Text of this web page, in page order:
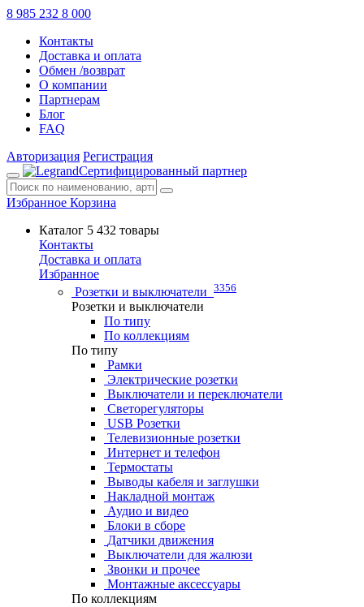
8 985 232 8 000
Контакты
Доставка и оплата
Обмен /возврат
О компании
Партнерам
Блог
FAQ
Авторизация Регистрация
Сертифицированный партнер
Избранное Корзина
Каталог 5 432 товары
Контакты
Доставка и оплата
Избранное
Розетки и выключатели 3356
Розетки и выключатели
По типу
По коллекциям
По типу
Рамки
Электрические розетки
Выключатели и переключатели
Светорегуляторы
USB Розетки
Телевизионные розетки
Интернет и телефон
Термостаты
Выводы кабеля и заглушки
Накладной монтаж
Аудио и видео
Блоки в сборе
Датчики движения
Выключатели для жалюзи
Звонки и прочее
Монтажные аксессуары
По коллекциям